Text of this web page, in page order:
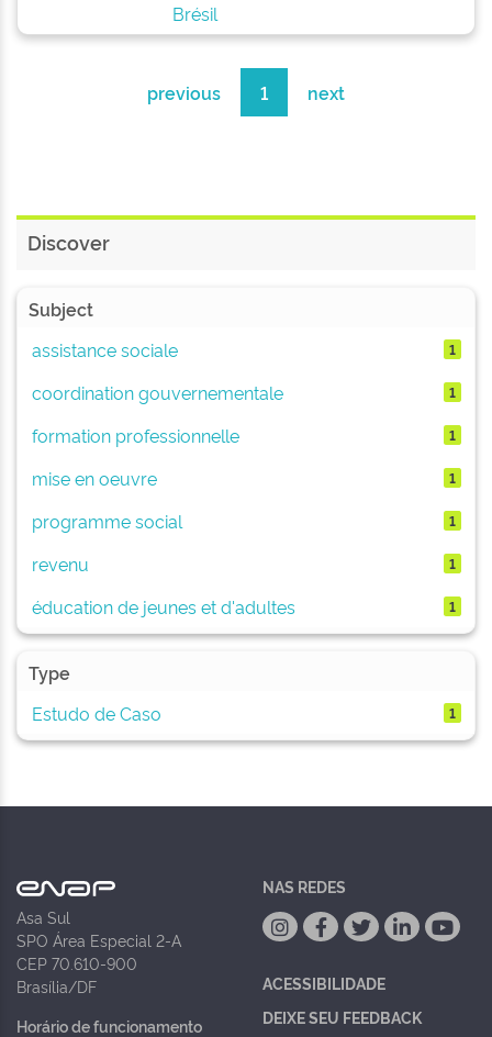
Brésil
previous 1 next
Discover
Subject
assistance sociale
1
coordination gouvernementale 1
formation professionnelle 1
mise en oeuvre 1
programme social 1
revenu 1
éducation de jeunes et d'adultes 1
Type
Estudo de Caso
1
Asa Sul
SPO Área Especial 2-A
CEP 70.610-900
Brasília/DF
Horário de funcionamento
NAS REDES
ACESSIBILIDADE
DEIXE SEU FEEDBACK